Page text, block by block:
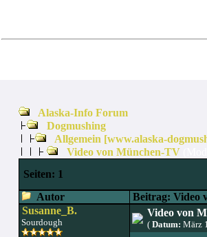
Alaska-Info Forum
Dogmushing
Allgemein [www.alaska-
Video von München-TV
Seiten: 1
Autor
Beitrag: Video
Susanne_B.
Sourdough
Video von
(Datum: März